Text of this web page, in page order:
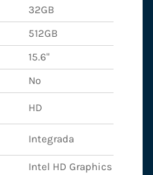
32GB
512GB
15.6"
No
HD
Integrada
Intel HD Graphics